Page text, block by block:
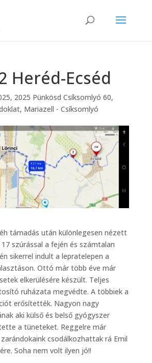
Heréd-Ecséd
, 2025 Pünkösd Csíksomlyó 60,
, Mariazell - Csíksomlyó
támadás után különlegesen nézett
szúrással a fején és számtalan
sikerrel indult a lepratelepen a
Ottó már több éve már
elkerülésére készült. Teljes
ruházata megvédte. A többiek a
erősítették. Nagyon nagy
aki külső és belső gyógyszer
a tüneteket. Reggelre már
csodálkozhattak rá Emil
Soha nem volt ilyen jó!!